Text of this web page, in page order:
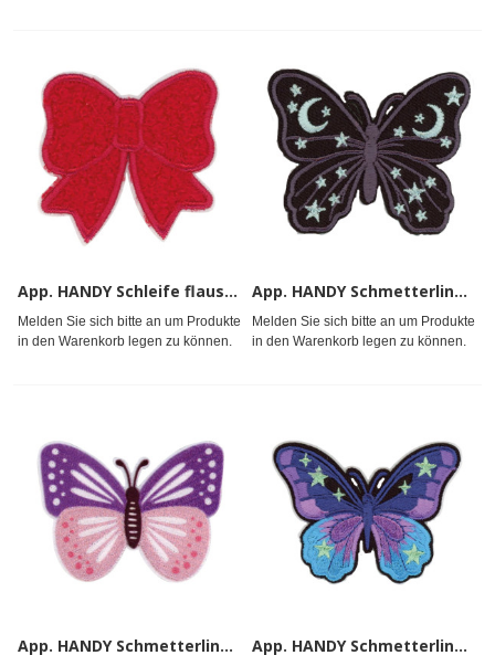
App. HANDY Schleife flauschig rot
Melden Sie sich bitte an um Produkte
in den Warenkorb legen zu können.
App. HANDY Schmetterling Mond/Sterne
Melden Sie sich bitte an um Produkte
in den Warenkorb legen zu können.
App. HANDY Schmetterling rosa/lila App. HANDY Schmetterling Sterne